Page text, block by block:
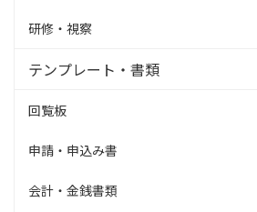
研修・視察
テンプレート・書類
回覧板
申請・申込み書
会計・金銭書類